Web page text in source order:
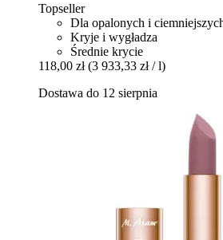
Topseller
Dla opalonych i
Kryje i wygładza
Średnie krycie
118,00 zł (3 933,33 zł / l)
Dostawa do 12 sierpnia